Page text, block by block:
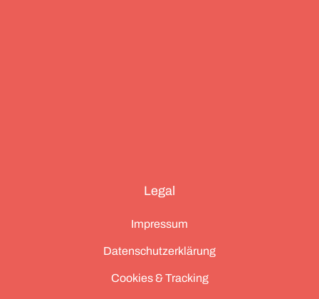
Legal
Impressum
Datenschutzerklärung
Cookies & Tracking